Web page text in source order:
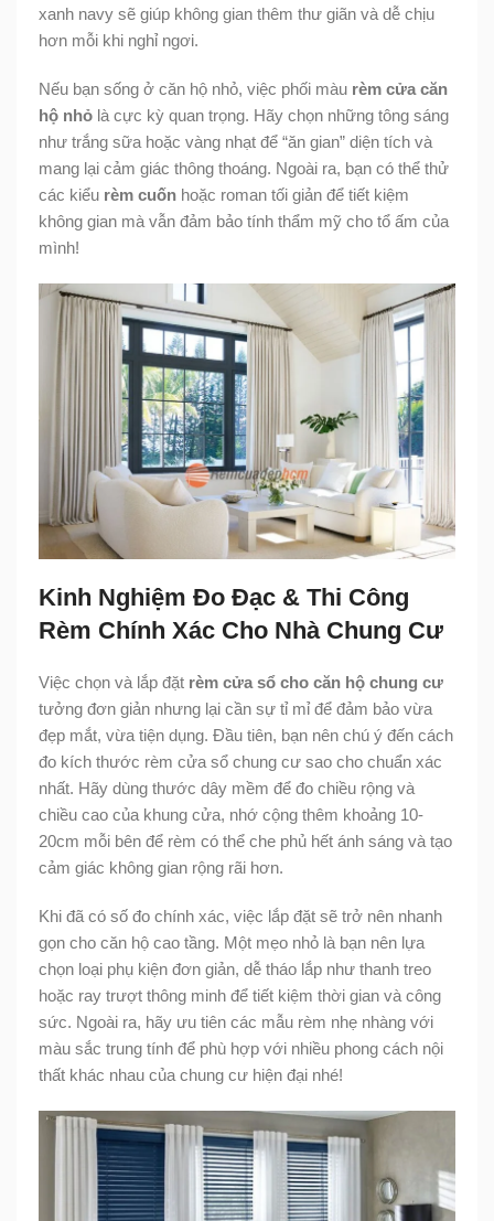
xanh navy sẽ giúp không gian thêm thư giãn và dễ chịu
hơn mỗi khi nghỉ ngơi.
Nếu bạn sống ở căn hộ nhỏ, việc phối màu rèm cửa căn
hộ nhỏ là cực kỳ quan trọng. Hãy chọn những tông sáng
như trắng sữa hoặc vàng nhạt để “ăn gian” diện tích và
mang lại cảm giác thông thoáng. Ngoài ra, bạn có thể thử
các kiểu rèm cuốn hoặc roman tối giản để tiết kiệm
không gian mà vẫn đảm bảo tính thẩm mỹ cho tổ ấm của
mình!
Kinh Nghiệm Đo Đạc & Thi Công
Rèm Chính Xác Cho Nhà Chung Cư
Việc chọn và lắp đặt rèm cửa sổ cho căn hộ chung cư
tưởng đơn giản nhưng lại cần sự tỉ mỉ để đảm bảo vừa
đẹp mắt, vừa tiện dụng. Đầu tiên, bạn nên chú ý đến cách
đo kích thước rèm cửa sổ chung cư sao cho chuẩn xác
nhất. Hãy dùng thước dây mềm để đo chiều rộng và
chiều cao của khung cửa, nhớ cộng thêm khoảng 10-
20cm mỗi bên để rèm có thể che phủ hết ánh sáng và tạo
cảm giác không gian rộng rãi hơn.
Khi đã có số đo chính xác, việc lắp đặt sẽ trở nên nhanh
gọn cho căn hộ cao tầng. Một mẹo nhỏ là bạn nên lựa
chọn loại phụ kiện đơn giản, dễ tháo lắp như thanh treo
hoặc ray trượt thông minh để tiết kiệm thời gian và công
sức. Ngoài ra, hãy ưu tiên các mẫu rèm nhẹ nhàng với
màu sắc trung tính để phù hợp với nhiều phong cách nội
thất khác nhau của chung cư hiện đại nhé!